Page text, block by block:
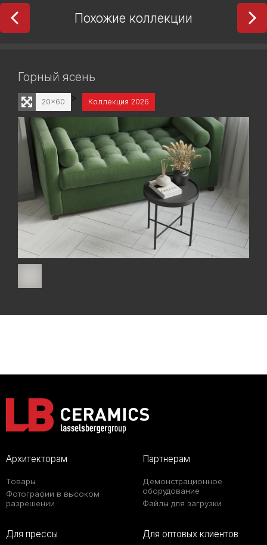
Похожие коллекции
Горный ясень
>
20x60 Коллекция 2026
Архитекторам
Товары
Фотографии в высоком
разрешении
Партнерам
Демонстрационное
оборудование
Файлы для загрузки
Для прессы Для оптовых клиентов